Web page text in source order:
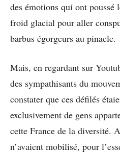
des émotions qui ont poussé
froid glacial pour aller
barbus égorgeurs au pinacle.
Mais, en regardant sur
des sympathisants du
constater que ces défilés
exclusivement de gens
cette France de la diversité.
n’avaient mobilisé, pour